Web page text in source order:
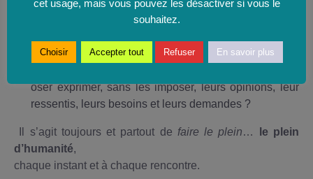
compte ce qu’il est, sans le juger ?
d’entre-nous oserons mettre des mots sans violence
oser exprimer, sans les imposer, leurs opinions, leur
ressentis, leurs besoins et leurs demandes ?
Il s’agit toujours et partout de faire le plein…
le plein
d’humanité,
chaque instant et à chaque rencontre.
cet usage, mais vous pouvez les désactiver si vous le
souhaitez.
Choisir Accepter tout Refuser En savoir plus